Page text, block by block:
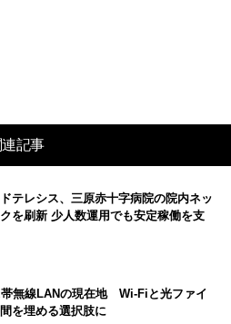
連記事
テレシス、三原赤十字病院の院内ネッ
クを刷新 少人数運用でも安定稼働を支
帯無線LANの現在地 Wi-Fiと光ファイ
を埋める選択肢に